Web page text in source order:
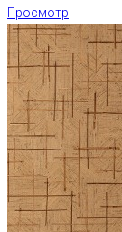
Просмотр